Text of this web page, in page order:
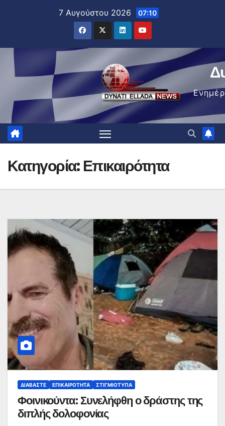
7 Αυγούστου 2026 07:10
Κατηγορία: Επικαιρότητα
ΔΙΑΒΆΣΤΕ ΕΠΙΚΑΙΡΌΤΗΤΑ ΣΤΙΓΜΙΌΤΥΠΑ
Φοινικούντα: Συνελήφθη ο δράστης της
διπλής δολοφονίας